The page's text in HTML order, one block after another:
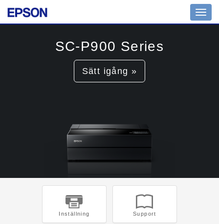
SC-P900 Series
Sätt igång »
Inställning Support